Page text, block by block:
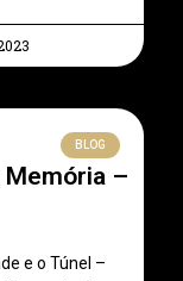
BLOG
Memória –
e o Túnel –